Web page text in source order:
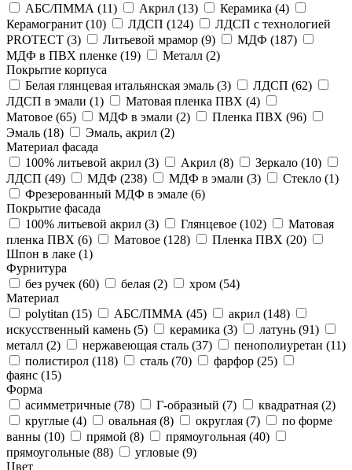
АБС/ПММА (11) Акрил (13) Керамика (4)
Керамогранит (10) ЛДСП (124)
ЛДСП с технологией
PROTECT (3) Литьевой мрамор (9) МДФ (187)
МДФ в ПВХ пленке (19) Металл (2)
Покрытие корпуса
Белая глянцевая итальянская эмаль (3) ЛДСП (62)
ЛДСП в эмали (1) Матовая пленка ПВХ (4)
Матовое (65) МДФ в эмали (2) Пленка ПВХ (96)
Эмаль (18) Эмаль, акрил (2)
Материал фасада
100% литьевой акрил (3) Акрил (8) Зеркало (10)
ЛДСП (49) МДФ (238) МДФ в эмали (3) Стекло (1)
Фрезерованный МДФ в эмале (6)
Покрытие фасада
100% литьевой акрил (3) Глянцевое (102)
Матовая
пленка ПВХ (6) Матовое (128) Пленка ПВХ (20)
Шпон в лаке (1)
Фурнитура
без ручек (60) белая (2) хром (54)
Материал
polytitan (15) АБС/ПММА (45) акрил (148)
искусственный камень (5) керамика (3) латунь (91)
металл (2) нержавеющая сталь (37) пенополиуретан (11)
полистирол (118) сталь (70) фарфор (25)
фаянс (15)
Форма
асимметричные (78) Г-образный (7) квадратная (2)
круглые (4) овальная (8) округлая (7)
по форме
ванны (10) прямой (8) прямоугольная (40)
прямоугольные (88) угловые (9)
Цвет